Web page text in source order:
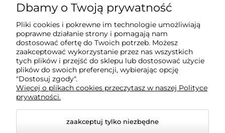
Moje konto
Płatności i dostawa
Informacje
O nas
Dbamy o Twoją prywatność
Pliki cookies i pokrewne im technologie umożliwiają
poprawne działanie strony i pomagają nam
dostosować ofertę do Twoich potrzeb. Możesz
zaakceptować wykorzystanie przez nas wszystkich
tych plików i przejść do sklepu lub dostosować użycie
plików do swoich preferencji, wybierając opcję
"Dostosuj zgody".
Więcej o plikach cookies przeczytasz w naszej Polityce
prywatności.
zaakceptuj tylko niezbędne